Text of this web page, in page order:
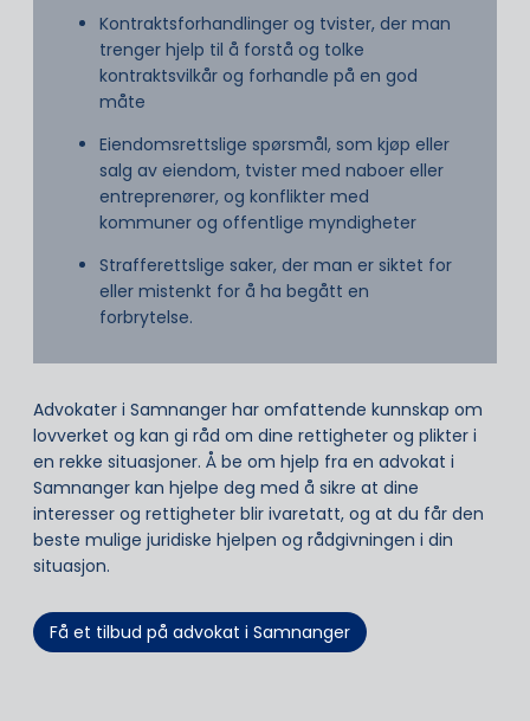
Kontraktsforhandlinger og tvister, der man
trenger hjelp til å forstå og tolke
kontraktsvilkår og forhandle på en god
måte
Eiendomsrettslige spørsmål, som kjøp eller
salg av eiendom, tvister med naboer eller
entreprenører, og konflikter med
kommuner og offentlige myndigheter
Strafferettslige saker, der man er siktet for
eller mistenkt for å ha begått en
forbrytelse.
Advokater i Samnanger har omfattende kunnskap om
lovverket og kan gi råd om dine rettigheter og plikter i
en rekke situasjoner. Å be om hjelp fra en advokat i
Samnanger kan hjelpe deg med å sikre at dine
interesser og rettigheter blir ivaretatt, og at du får den
beste mulige juridiske hjelpen og rådgivningen i din
situasjon.
Få et tilbud på advokat i Samnanger